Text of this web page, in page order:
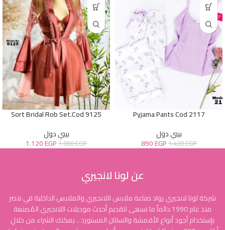
Pyjama Pants Cod 2117
بيبي دول
1.430EGP
890EGP
Sort Bridal Rob Set.Cod 9125
بيبي دول
1.800EGP
1.120EGP
عن لونا لانجيري
شركة لونا لانجيري رواد صناعة ملابس اللانجيري والملابس الداخلية في مصر
منذ عام 1990 دائماً ما نسعى لتقديم أحدث موديلات اللانجيري المُصنعة
بإستخدام أجود أنواع الأقمشة والساتان المستورد .. يمكنك الشراء من خلال